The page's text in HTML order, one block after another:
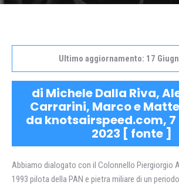
Ultimo aggiornamento: 17
di Michele Dalla Riva,
Carrarini, Marco e
da knotsairspeed.com,
2023 [ fonte]
Abbiamo dialogato con il Colonnello Piergiorgio
1993 pilota della PAN e pietra miliare di un